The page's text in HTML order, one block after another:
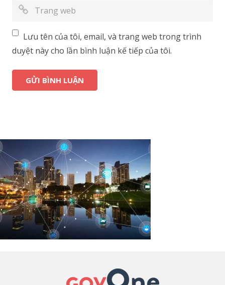
Lưu tên của tôi, email, và trang web trong trình
duyệt này cho lần bình luận kế tiếp của tôi.